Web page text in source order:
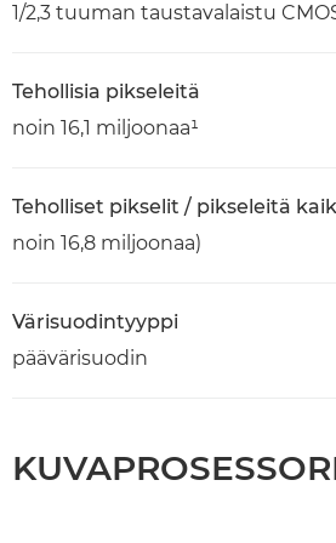
1/2,3 tuuman taustavalaistu
Tehollisia pikseleitä
noin 16,1 miljoonaa¹
Teholliset pikselit / pikseleitä
noin 16,8 miljoonaa)
Värisuodintyyppi
päävärisuodin